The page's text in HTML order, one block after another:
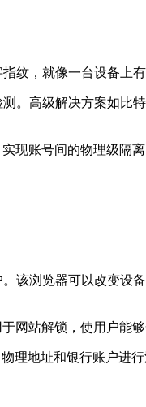
，就像一台设备上有
高级解决方案如比
现账号间的物理级隔离
该浏览器可以改变设
网站解锁，使用户能
地址和银行账户进行